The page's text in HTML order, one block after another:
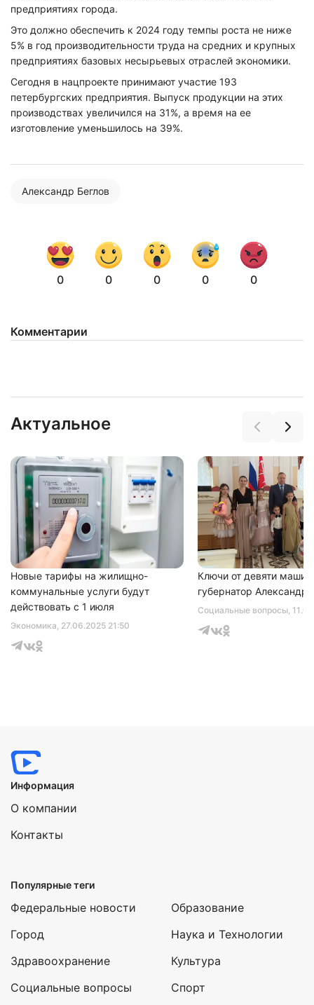
предприятиях города.
Это должно обеспечить к 2024 году темпы роста не ниже
5% в год производительности труда на средних и крупных
предприятиях базовых несырьевых отраслей экономики.
Сегодня в нацпроекте принимают участие 193
петербургских предприятия. Выпуск продукции на этих
производствах увеличился на 31%, а время на ее
изготовление уменьшилось на 39%.
Александр Беглов
0 0 0 0 0
Комментарии
Актуальное
Экономика, 27.06.2025 21:50
Новые тарифы на жилищно-
коммунальные услуги будут
действовать с 1 июля
Социальные вопросы,
Ключи от девяти машин
губернатор Александр
Информация
О компании
Контакты
Популярные теги
Федеральные новости
Город
Здравоохранение
Социальные вопросы
Образование
Наука и Технологии
Культура
Спорт